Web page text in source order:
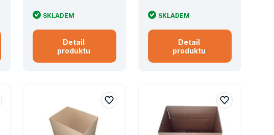
SKLADEM
Detail
produktu
SKLADEM
Detail
produktu